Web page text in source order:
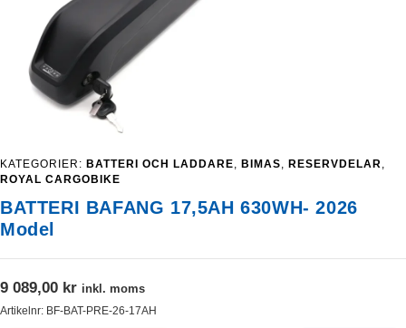
KATEGORIER: BATTERI OCH LADDARE BIMAS RESERVDELAR
ROYAL CARGOBIKE
BATTERI BAFANG 17,5AH 630WH- 2026
Model
9 089,00 kr inkl. moms
Artikelnr: BF-BAT-PRE-26-17AH